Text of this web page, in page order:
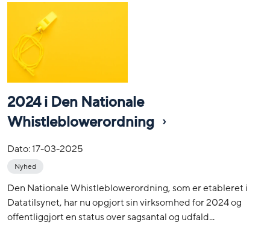
2024 i Den Nationale
Whistleblowerordning
Dato:17-03-2025
Nyhed
Den Nationale Whistleblowerordning, som er etableret i
Datatilsynet, har nu opgjort sin virksomhed for 2024 og
offentliggjort en status over sagsantal og udfald...